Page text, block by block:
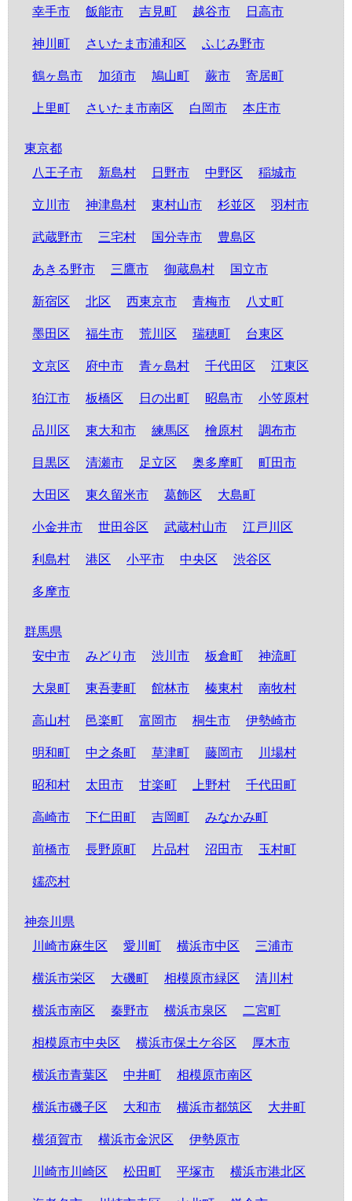
幸手市 飯能市 吉見町 越谷市 日高市
神川町 さいたま市浦和区 ふじみ野市
鶴ヶ島市 加須市 鳩山町 蕨市 寄居町
上里町 さいたま市南区 白岡市 本庄市
東京都
八王子市
新島村 日野市 中野区 稲城市
立川市 神津島村 東村山市 杉並区 羽村市
武蔵野市 三宅村 国分寺市 豊島区
あきる野市 三鷹市 御蔵島村 国立市
新宿区 北区 西東京市 青梅市 八丈町
墨田区 福生市 荒川区 瑞穂町 台東区
文京区 府中市 青ヶ島村 千代田区 江東区
狛江市 板橋区 日の出町 昭島市 小笠原村
品川区 東大和市 練馬区 檜原村 調布市
目黒区 清瀬市 足立区 奥多摩町 町田市
大田区 東久留米市 葛飾区 大島町
小金井市 世田谷区 武蔵村山市 江戸川区
利島村 港区 小平市 中央区 渋谷区
多摩市
群馬県
安中市
みどり市 渋川市 板倉町 神流町
大泉町 東吾妻町 館林市 榛東村 南牧村
高山村 邑楽町 富岡市 桐生市 伊勢崎市
明和町 中之条町 草津町 藤岡市 川場村
昭和村 太田市 甘楽町 上野村 千代田町
高崎市 下仁田町 吉岡町 みなかみ町
前橋市 長野原町 片品村 沼田市 玉村町
嬬恋村
神奈川県
川崎市麻生区
愛川町 横浜市中区 三浦市
横浜市栄区 大磯町 相模原市緑区 清川村
横浜市南区 秦野市 横浜市泉区 二宮町
相模原市中央区 横浜市保土ケ谷区 厚木市
横浜市青葉区 中井町 相模原市南区
横浜市磯子区 大和市 横浜市都筑区 大井町
横須賀市 横浜市金沢区 伊勢原市
川崎市川崎区 松田町 平塚市 横浜市港北区